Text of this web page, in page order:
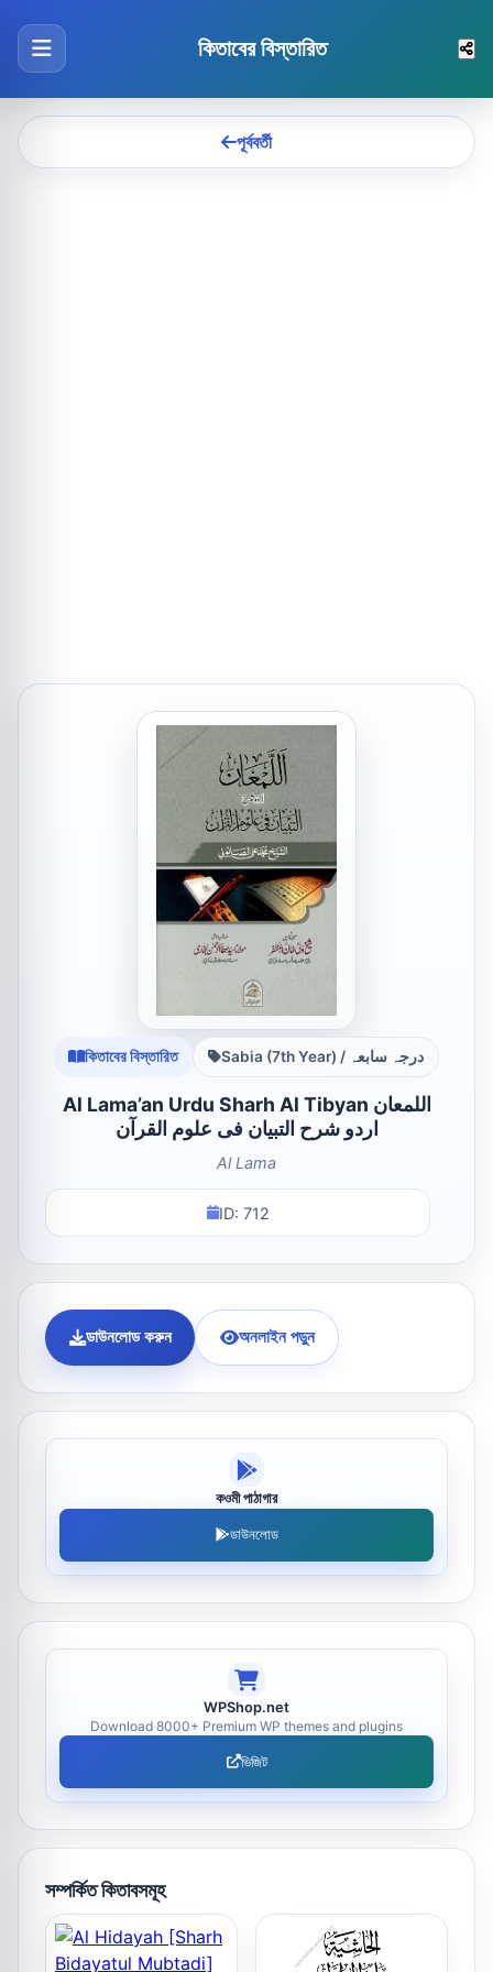
কিতাবের বিস্তারিত
পূর্ববর্তী
কিতাবের বিস্তারিত Sabia (7th Year) / درجہ سابعہ
Al Lama’an Urdu Sharh Al Tibyan اللمعان
اردو شرح التبیان فی علوم القرآن
Al Lama
ID: 712
ডাউনলোড করুন অনলাইন পড়ুন
কওমী পাঠাগার
ডাউনলোড
WPShop.net
Download 8000+ Premium WP themes and plugins
ভিজিট
সম্পর্কিত কিতাবসমূহ